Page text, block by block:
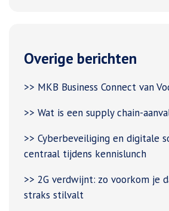
Overige berichten
>> MKB Business Connect van
>> Wat is een supply chain-
>> Cyberbeveiliging en digitale
centraal tijdens kennislunch
>> 2G verdwijnt: zo voorkom je
straks stilvalt